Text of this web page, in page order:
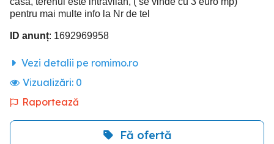
pentru mai multe info la Nr de tel
ID anunț: 1692969958
Vezi detalii pe romimo.ro
Vizualizări: 0
Raportează
Fă ofertă